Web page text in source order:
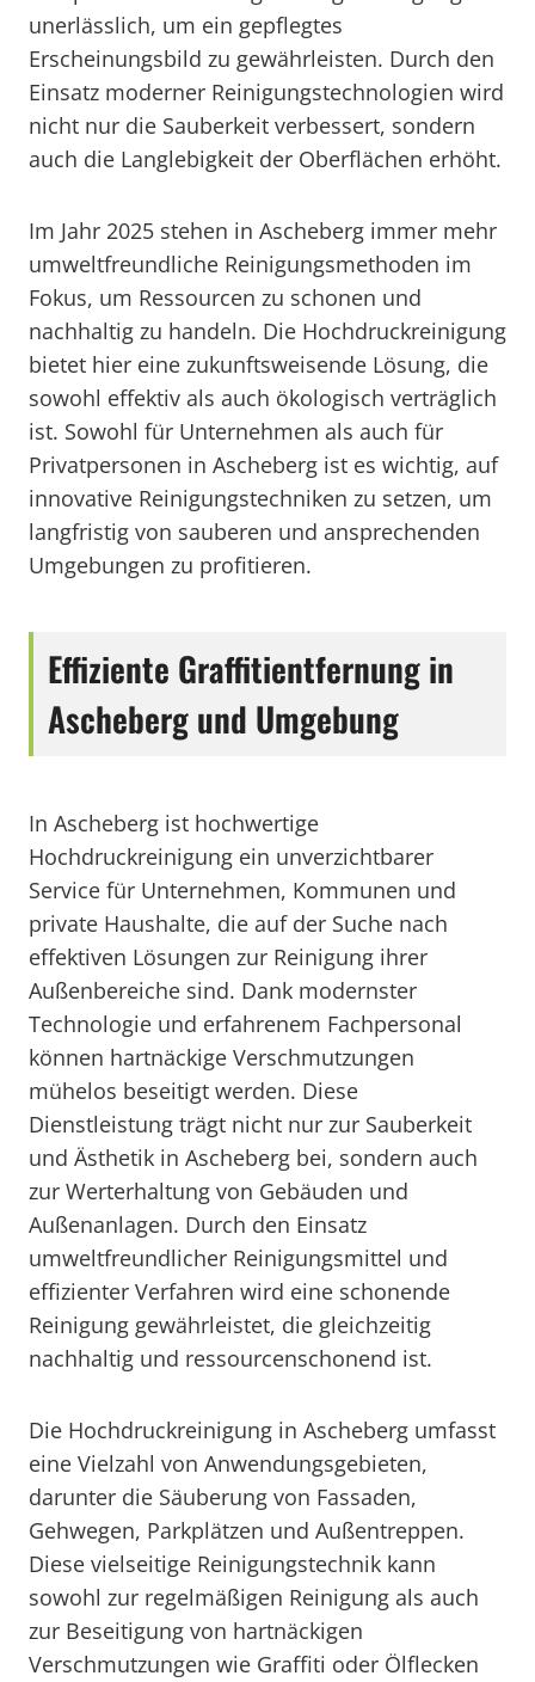
unerlässlich, um ein gepflegtes
Erscheinungsbild zu gewährleisten. Durch den
Einsatz moderner Reinigungstechnologien wird
nicht nur die Sauberkeit verbessert, sondern
auch die Langlebigkeit der Oberflächen erhöht.
Im Jahr 2025 stehen in Ascheberg immer mehr
umweltfreundliche Reinigungsmethoden im
Fokus, um Ressourcen zu schonen und
nachhaltig zu handeln. Die Hochdruckreinigung
bietet hier eine zukunftsweisende Lösung, die
sowohl effektiv als auch ökologisch verträglich
ist. Sowohl für Unternehmen als auch für
Privatpersonen in Ascheberg ist es wichtig, auf
innovative Reinigungstechniken zu setzen, um
langfristig von sauberen und ansprechenden
Umgebungen zu profitieren.
Effiziente Graffitientfernung in
Ascheberg und Umgebung
In Ascheberg ist hochwertige
Hochdruckreinigung ein unverzichtbarer
Service für Unternehmen, Kommunen und
private Haushalte, die auf der Suche nach
effektiven Lösungen zur Reinigung ihrer
Außenbereiche sind. Dank modernster
Technologie und erfahrenem Fachpersonal
können hartnäckige Verschmutzungen
mühelos beseitigt werden. Diese
Dienstleistung trägt nicht nur zur Sauberkeit
und Ästhetik in Ascheberg bei, sondern auch
zur Werterhaltung von Gebäuden und
Außenanlagen. Durch den Einsatz
umweltfreundlicher Reinigungsmittel und
effizienter Verfahren wird eine schonende
Reinigung gewährleistet, die gleichzeitig
nachhaltig und ressourcenschonend ist.
Die Hochdruckreinigung in Ascheberg umfasst
eine Vielzahl von Anwendungsgebieten,
darunter die Säuberung von Fassaden,
Gehwegen, Parkplätzen und Außentreppen.
Diese vielseitige Reinigungstechnik kann
sowohl zur regelmäßigen Reinigung als auch
zur Beseitigung von hartnäckigen
Verschmutzungen wie Graffiti oder Ölflecken